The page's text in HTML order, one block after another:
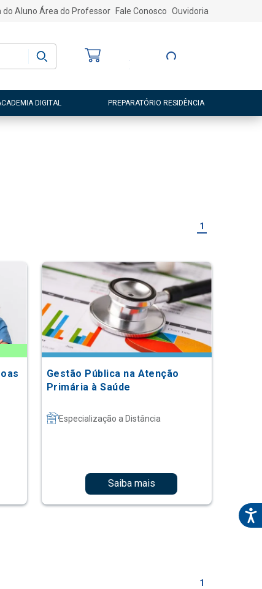
do Aluno Área do Professor Fale Conosco Ouvidoria
Entre ou Cadastre-
DIGITAL PREPARATÓRIO RESIDÊNCIA
1
Gestão Pública na Atenção
Primária à Saúde
Especialização a Distância
Saiba mais
1